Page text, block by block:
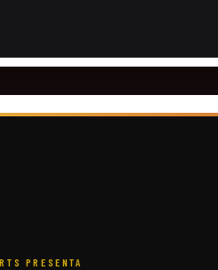
PRESENTA